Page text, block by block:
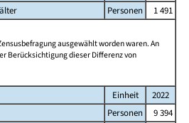
Personen
1 491
ausgewählt worden waren. An
Berücksichtigung dieser Differenz von
Einheit
2022
Personen
9 394